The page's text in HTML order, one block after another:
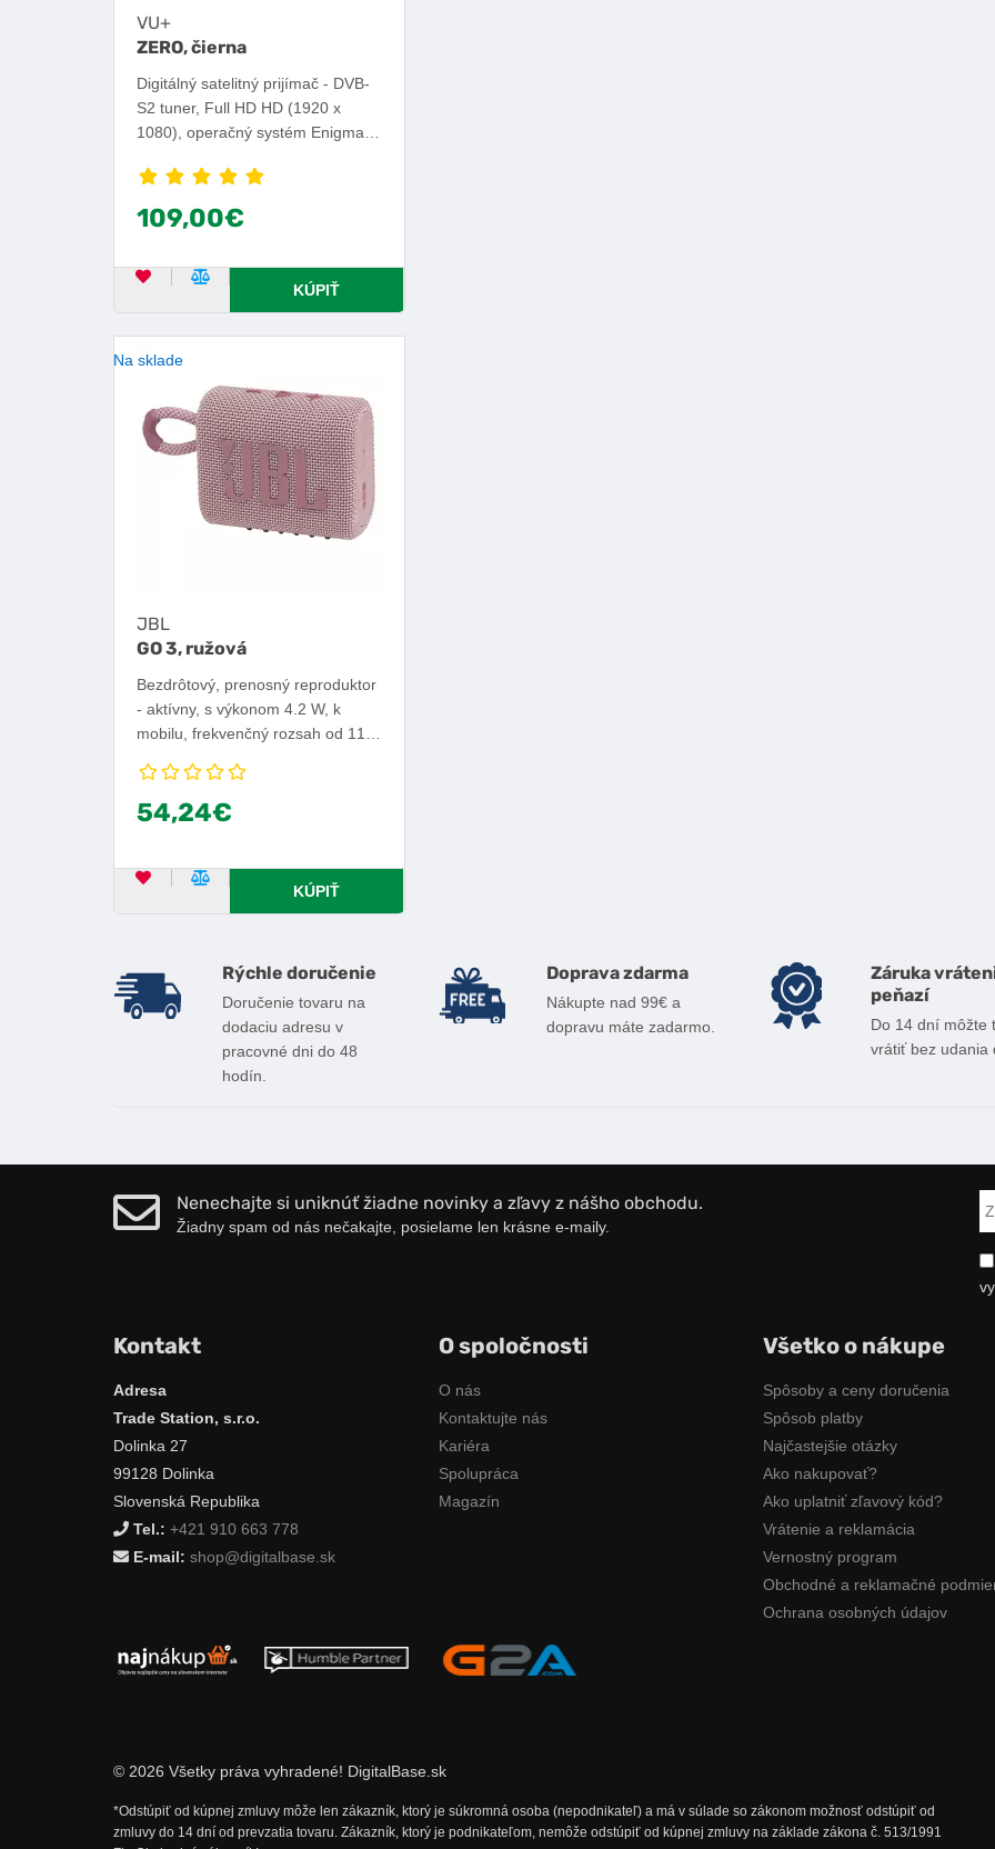
VU+
ZERO, čierna
Digitálný satelitný prijímač - DVB-
S2 tuner, Full HD HD (1920 x
1080), operačný systém Enigma,
USB, RS232, RJ-45.
109,00€
OBĽÚBENÝ PRODUKT
POROVNAŤ PRODUKT
KÚPIŤ
Na sklade
JBL
GO 3, ružová
Bezdrôtový, prenosný reproduktor
- aktívny, s výkonom 4.2 W, k
mobilu, frekvenčný rozsah od 110
certifikácia IPX7, ovládanie cez
zariadenia s OS iOS alebo
54,24€
OBĽÚBENÝ PRODUKT
POROVNAŤ PRODUKT
KÚPIŤ
Výhody nákupu u nás
Rýchle doručenie
Doručenie tovaru na
dodaciu adresu v
pracovné dni do 48
hodín.
Doprava zdarma
Nákupte nad 99€ a
dopravu máte zadarmo.
Záruka
peňazí
Do 14 dní môžte
vrátiť bez udania
Nenechajte si uniknúť žiadne novinky a zľavy z nášho obchodu.
Žiadny spam od nás nečakajte, posielame len krásne e-maily.
Kontakt
Adresa
Trade Station, s.r.o.
Dolinka 27
99128 Dolinka
Slovenská Republika
Tel.: +421 910 663 778
E-mail: shop@digitalbase.sk
O spoločnosti
O nás
Kontaktujte nás
Kariéra
Spolupráca
Magazín
Všetko o nákupe
Spôsoby a ceny doručenia
Spôsob platby
Najčastejšie otázky
Ako nakupovať?
Ako uplatniť zľavový kód?
Vrátenie a reklamácia
Vernostný program
Obchodné a reklamačné
Ochrana osobných údajov
© 2026 Všetky práva vyhradené! DigitalBase.sk
*Odstúpiť od kúpnej zmluvy môže len zákazník, ktorý je súkromná osoba (nepodnikateľ) a má v súlade so zákonom možnosť odstúpiť od
zmluvy do 14 dní od prevzatia tovaru. Zákazník, ktorý je podnikateľom, nemôže odstúpiť od kúpnej zmluvy na základe zákona č. 513/1991